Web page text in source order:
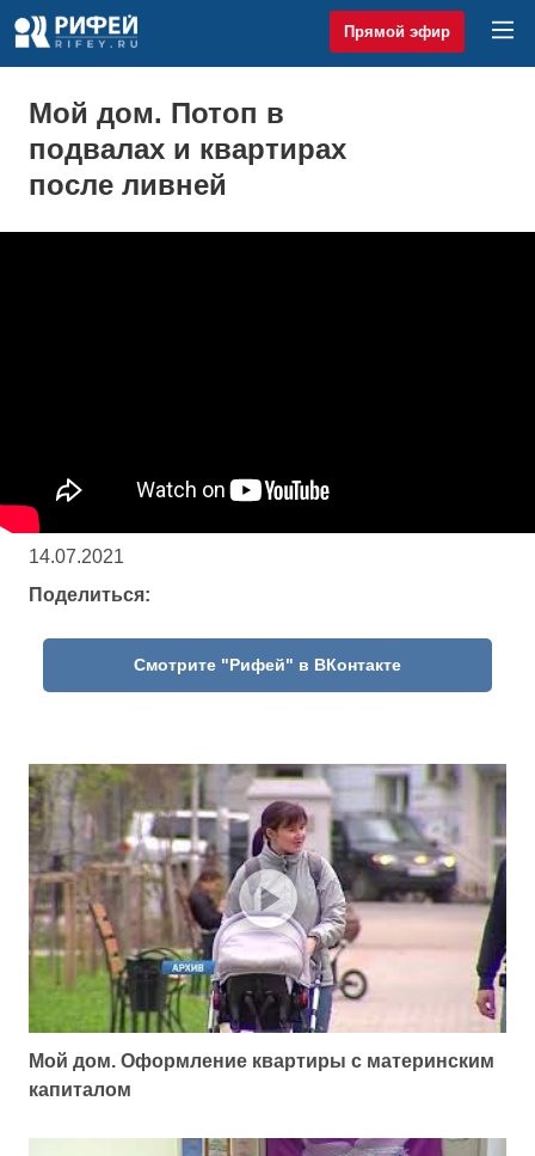
Прямой эфир
Мой дом. Потоп в
подвалах и квартирах
после ливней
14.07.2021
Поделиться:
Смотрите "Рифей" в ВКонтакте
Мой дом. Оформление квартиры с материнским
капиталом